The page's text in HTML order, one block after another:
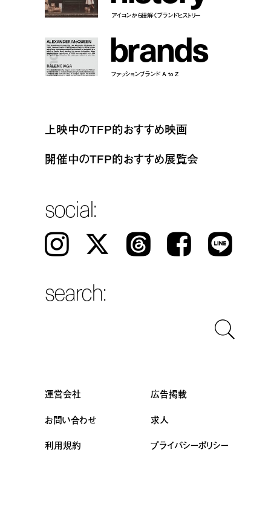
アイコンから紐解くブランドヒストリー
brands
ファッションブランド A to Z
上映中のTFP的おすすめ映画
開催中のTFP的おすすめ展覧会
social:
Instagram 𝕏 Threads Facebook LINE
search:
運営会社
広告掲載
お問い合わせ
求人
利用規約 プライバシーポリシー